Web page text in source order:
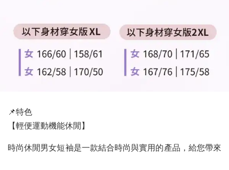
📌特色
【輕便運動機能休閒】
時尚休閒男女短袖是一款結合時尚與實用的產品，給您帶來